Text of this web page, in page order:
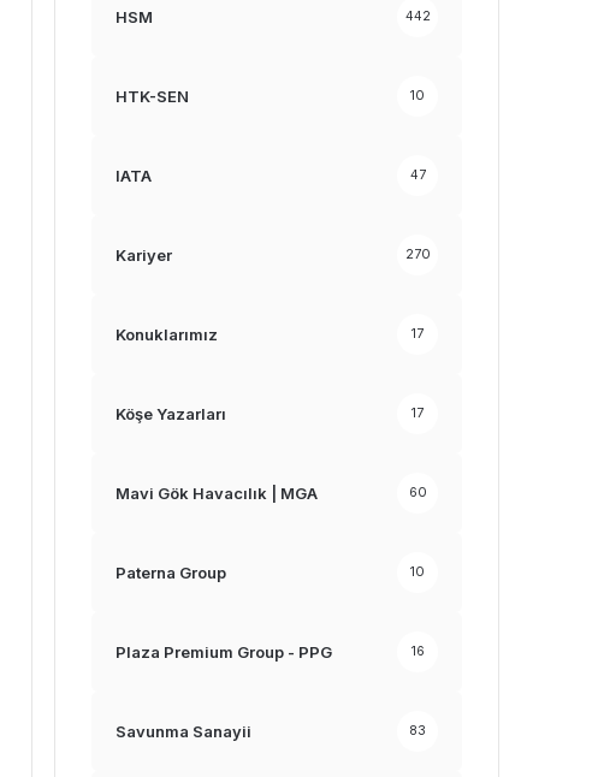
HSM 442
HTK-SEN 10
IATA 47
Kariyer 270
Konuklarımız 17
Köşe Yazarları 17
Mavi Gök Havacılık | MGA 60
Paterna Group 10
Plaza Premium Group - PPG 16
Savunma Sanayii 83